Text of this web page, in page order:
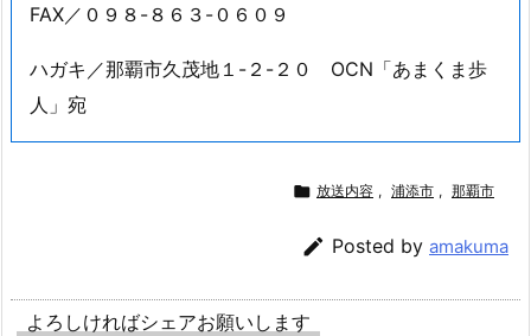
FAX／０９８-８６３-０６０９
ハガキ／那覇市久茂地１-２-２０ OCN「あまくま歩
人」宛
 放送内容 , 浦添市 , 那覇市
 Posted by amakuma
よろしければシェアお願いします